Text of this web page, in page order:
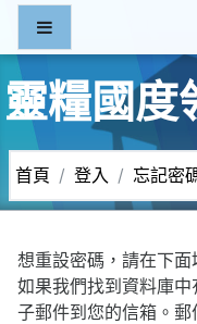
跳至主內容
靈糧國度
首頁 登入 忘記密
想重設密碼，請在下
如果我們找到資料庫
子郵件到您的信箱。